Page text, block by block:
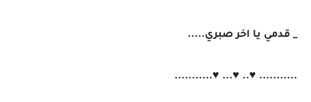
_ قدمي يا اخر صبري.....
........... ♥.. ♥... ♥...........